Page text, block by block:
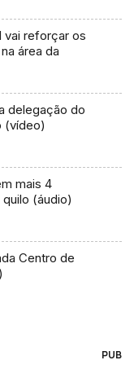
vai reforçar os
área da
delegação do
(vídeo)
mais 4
(áudio)
Centro de
PUB